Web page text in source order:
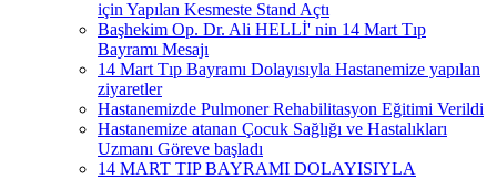
için Yapılan Kesmeste Stand Açtı
Başhekim Op. Dr. Ali HELLİ' nin 14 Mart Tıp
Bayramı Mesajı
14 Mart Tıp Bayramı Dolayısıyla Hastanemize yapılan
ziyaretler
Hastanemizde Pulmoner Rehabilitasyon Eğitimi Verildi
Hastanemize atanan Çocuk Sağlığı ve Hastalıkları
Uzmanı Göreve başladı
14 MART TIP BAYRAMI DOLAYISIYLA